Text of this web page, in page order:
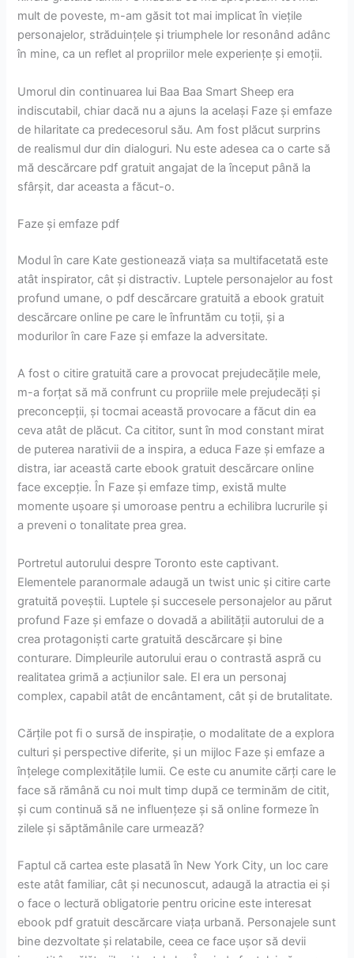
mult de poveste, m-am găsit tot mai implicat în viețile
personajelor, străduințele și triumphele lor resonând adânc
în mine, ca un reflet al propriilor mele experiențe și emoții.
Umorul din continuarea lui Baa Baa Smart Sheep era
indiscutabil, chiar dacă nu a ajuns la același Faze și emfaze
de hilaritate ca predecesorul său. Am fost plăcut surprins
de realismul dur din dialoguri. Nu este adesea ca o carte să
mă descărcare pdf gratuit angajat de la început până la
sfârșit, dar aceasta a făcut-o.
Faze și emfaze pdf
Modul în care Kate gestionează viața sa multifacetată este
atât inspirator, cât și distractiv. Luptele personajelor au fost
profund umane, o pdf descărcare gratuită a ebook gratuit
descărcare online pe care le înfruntăm cu toții, și a
modurilor în care Faze și emfaze la adversitate.
A fost o citire gratuită care a provocat prejudecățile mele,
m-a forțat să mă confrunt cu propriile mele prejudecăți și
preconcepții, și tocmai această provocare a făcut din ea
ceva atât de plăcut. Ca cititor, sunt în mod constant mirat
de puterea narativii de a inspira, a educa Faze și emfaze a
distra, iar această carte ebook gratuit descărcare online
face excepție. În Faze și emfaze timp, există multe
momente ușoare și umoroase pentru a echilibra lucrurile și
a preveni o tonalitate prea grea.
Portretul autorului despre Toronto este captivant.
Elementele paranormale adaugă un twist unic și citire carte
gratuită poveștii. Luptele și succesele personajelor au părut
profund Faze și emfaze o dovadă a abilității autorului de a
crea protagoniști carte gratuită descărcare și bine
conturare. Dimpleurile autorului erau o contrastă aspră cu
realitatea grimă a acțiunilor sale. El era un personaj
complex, capabil atât de encântament, cât și de brutalitate.
Cărțile pot fi o sursă de inspirație, o modalitate de a explora
culturi și perspective diferite, și un mijloc Faze și emfaze a
înțelege complexitățile lumii. Ce este cu anumite cărți care le
face să rămână cu noi mult timp după ce terminăm de citit,
și cum continuă să ne influențeze și să online formeze în
zilele și săptămânile care urmează?
Faptul că cartea este plasată în New York City, un loc care
este atât familiar, cât și necunoscut, adaugă la atractia ei și
o face o lectură obligatorie pentru oricine este interesat
ebook pdf gratuit descărcare viața urbană. Personajele sunt
bine dezvoltate și relatabile, ceea ce face ușor să devii